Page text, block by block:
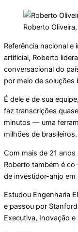
Roberto
Referência nacional e
artificial, Roberto
conversacional do
por meio de soluções
É dele e de sua
faz transcrições
minutos — uma
milhões de brasileiros.
Com mais de 21
Roberto também é
de investidor-anjo em
Estudou Engenharia
e passou por
Executiva, Inovação